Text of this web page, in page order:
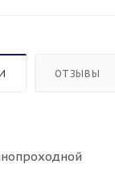
ОТЗЫВЫ